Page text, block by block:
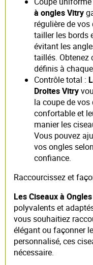
à ongles Vitry
régulière de
tailler les bords
évitant les
taillés. Obtenez
définis à
Contrôle total :
Droites Vitry
la coupe de
confortable et
manier les
Vous pouvez
vos ongles
confiance.
Raccourcissez et
Les Ciseaux à
polyvalents et
vous souhaitiez
élégant ou façonner
personnalisé, ces
nécessaire.